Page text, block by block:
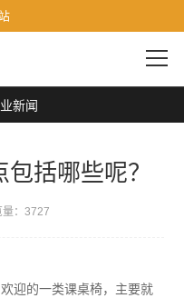
新闻
括哪些呢？
：3727
迎的一类课桌椅，主要就